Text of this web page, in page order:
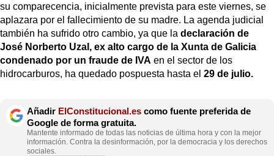
su comparecencia, inicialmente prevista para este viernes, se
aplazara por el fallecimiento de su madre. La agenda judicial
también ha sufrido otro cambio, ya que la declaración de
José Norberto Uzal, ex alto cargo de la Xunta de Galicia
condenado por un fraude de IVA en el sector de los
hidrocarburos, ha quedado pospuesta hasta el 29 de julio.
Añadir ElConstitucional.es como fuente preferida de
Google de forma gratuita.
Mantente informado de todas las noticias de última hora y con la mejor
información. Contra la desinformación, por la democracia y los derechos
sociales.